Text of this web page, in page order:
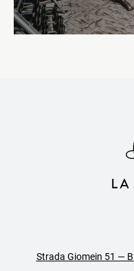
Strada Giomein 51 —